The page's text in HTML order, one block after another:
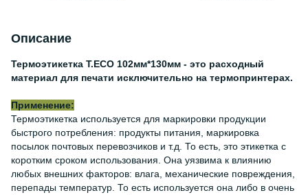
Описание
Термоэтикетка Т.ECO 102мм*130мм - это расходный
материал для печати исключительно на термопринтерах.
Применение:
Термоэтикетка используется для маркировки продукции
быстрого потребления: продукты питания, маркировка
посылок почтовых перевозчиков и т.д. То есть, это этикетка с
коротким сроком использования. Она уязвима к влиянию
любых внешних факторов: влага, механические повреждения,
перепады температур. То есть используется она либо в очень